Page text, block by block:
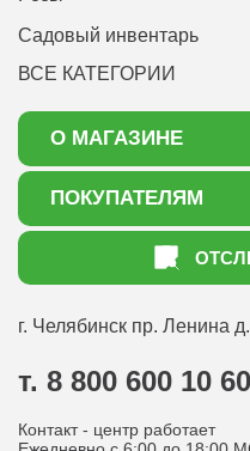
Садовый инвентарь
ВСЕ КАТЕГОРИИ
О МАГАЗИНЕ
О нас
Акции
ПОКУПАТЕЛЯМ
Как оформить заказ
Статьи садоводу
Оптовым покупателям
Политика
г. Челябинск пр. Ленина
т. 8 800 600 10 60
Контакт - центр работает